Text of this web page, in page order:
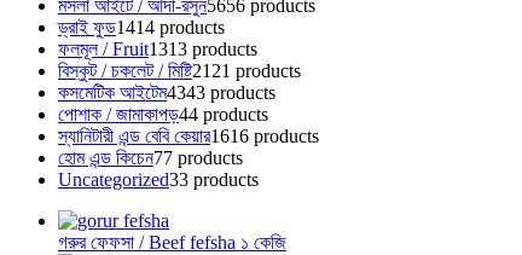
মসলা আইটে / আদা-রসুন5656 products
ড্রাই ফুড1414 products
ফলমূল / Fruit1313 products
বিস্কুট / চকলেট / মিষ্টি21 21 products
কসমেটিক আইটেম4343 products
পোশাক / জামাকাপড়44 products
স্যানিটারী এন্ড বেবি কেয়ার1616 products
হোম এন্ড কিচেন77 products
Uncategorized33 products
গরুর ফেফসা / Beef fefsha ১ কেজি